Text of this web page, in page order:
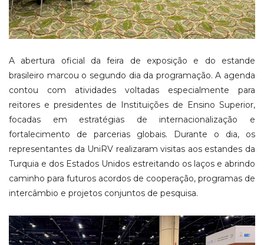
A abertura oficial da feira de exposição e do estande
brasileiro marcou o segundo dia da programação. A agenda
contou com atividades voltadas especialmente para
reitores e presidentes de Instituições de Ensino Superior,
focadas em estratégias de internacionalização e
fortalecimento de parcerias globais. Durante o dia, os
representantes da UniRV realizaram visitas aos estandes da
Turquia e dos Estados Unidos estreitando os laços e abrindo
caminho para futuros acordos de cooperação, programas de
intercâmbio e projetos conjuntos de pesquisa.